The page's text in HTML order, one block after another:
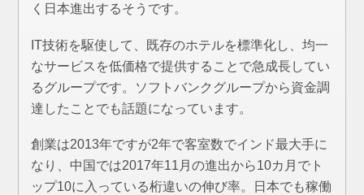
く日本進出するそうです。
IT技術を駆使して、既存のホテルを標準化し、均一
なサービスを低価格で提供することで急成長してい
るグループです。ソフトバンクグループから資金調
達したことでも話題になっています。
創業は2013年ですが2年で客室数でインド最大手に
なり、中国では2017年11月の進出から10カ月でト
ップ10に入っている桁違いの伸び率。日本でも稼働